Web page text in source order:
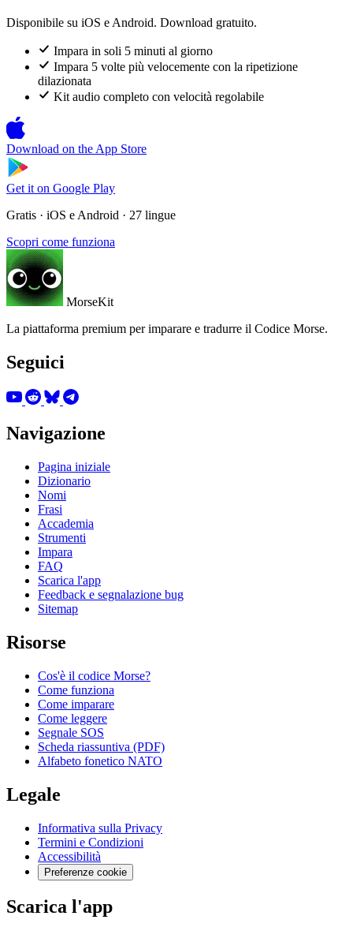
Disponibile su iOS e Android. Download gratuito.
Impara in soli 5 minuti al giorno
Impara 5 volte più velocemente con la ripetizione
dilazionata
Kit audio completo con velocità regolabile
Download on the App Store
Get it on Google Play
Gratis · iOS e Android · 27 lingue
Scopri come funziona
MorseKit
La piattaforma premium per imparare e tradurre il Codice Morse.
Seguici
Navigazione
Pagina iniziale
Dizionario
Nomi
Frasi
Accademia
Strumenti
Impara
FAQ
Scarica l'app
Feedback e segnalazione bug
Sitemap
Risorse
Cos'è il codice Morse?
Come funziona
Come imparare
Come leggere
Segnale SOS
Scheda riassuntiva (PDF)
Alfabeto fonetico NATO
Legale
Informativa sulla Privacy
Termini e Condizioni
Accessibilità
Preferenze cookie
Scarica l'app